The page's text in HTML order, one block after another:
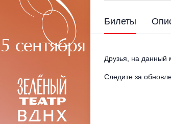
Билеты
Друзья, на данный
Следите за